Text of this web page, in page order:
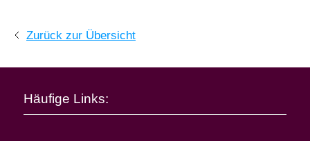
Tourismus & Kultur
Wirtschaft
Zurück zur Übersicht
Häufige Links: